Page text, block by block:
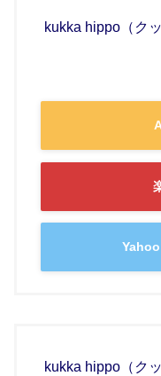
kukka hippo（ク
kukka hippo（ク